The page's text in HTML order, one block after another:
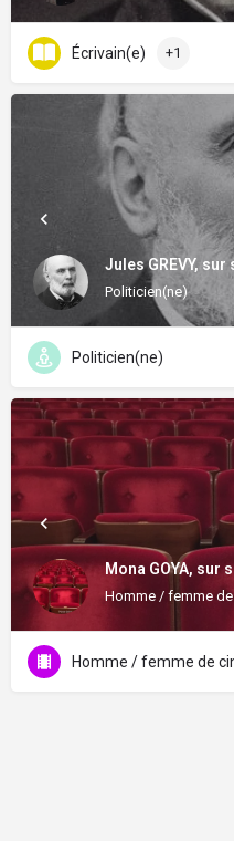
Écrivain(e) +1
Jules GREVY, sur
Politicien(ne)
Politicien(ne)
Mona GOYA, sur
Homme / femme
Homme / femme de